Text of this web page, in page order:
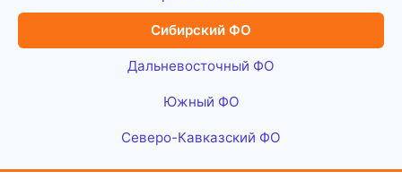
Сибирский ФО
Дальневосточный ФО
Южный ФО
Северо-Кавказский ФО